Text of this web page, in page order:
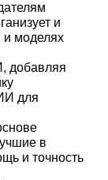
и
и моделях
добавляя
для
в
и точность